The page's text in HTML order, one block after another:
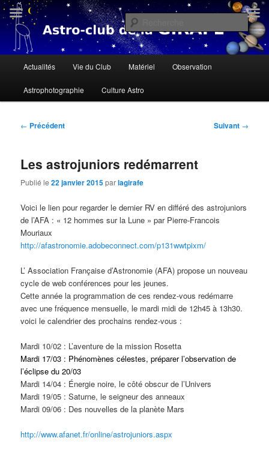
Aller
au
contenu
principalAstroclub de la Girafe
« Il n'y a personne qui soit née sous une mauvaise étoile, il n'y a que des
gens qui ne savent pas lire le ciel » Dalaï Lama
principal
Actualités Vie du Club Matériel Observation
Astrophotographie Culture Astro
Navigation
← Précédent Suivant →
Les astrojuniors redémarrent
Publié le22 janvier 2015parlagirafe
Voici le lien pour regarder le dernier RV en différé des astrojuniors
de l’AFA : « 12 hommes sur la Lune » par Pierre-Francois
Mouriaux
http://afastronomie.adobeconnect.com/p131wwtpixm/
L’ Association Française d’Astronomie (AFA) propose un nouveau
cycle de web conférences pour les jeunes.
Cette année la programmation de ces rendez-vous redémarre
avec une fréquence mensuelle, le mardi midi de 12h45 à 13h30.
voici le calendrier des prochains rendez-vous :
Mardi 10/02 : L’aventure de la mission Rosetta
Mardi 17/03 : Phénomènes célestes, préparer l’observation de
l’éclipse du 20/03
Mardi 14/04 : Énergie noire, le côté obscur de l’Univers
Mardi 19/05 : Saturne, le seigneur des anneaux
Mardi 09/06 : Des nouvelles de la planète Mars
http://www.afanet.fr/online/astrojuniors.aspx